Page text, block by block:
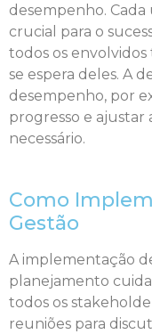
desempenho.
crucial para o
todos os
se espera deles. A
desempenho, por
progresso e ajustar
necessário.
Como
Gestão
A implementação
planejamento
todos os
reuniões para